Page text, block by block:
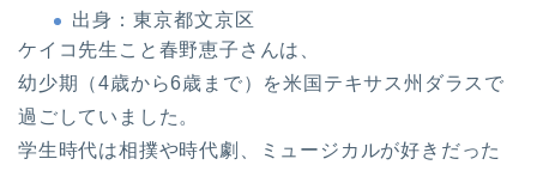
出身：東京都文京区
ケイコ先生こと春野恵子さんは、
幼少期（4歳から6歳まで）を米国テキサス州ダラスで
過ごしていました。
学生時代は相撲や時代劇、ミュージカルが好きだった